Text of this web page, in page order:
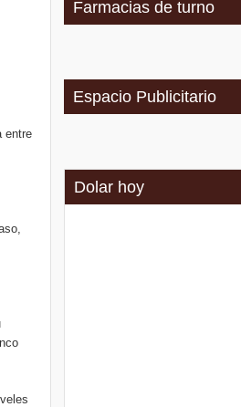
entre
Farmacias de turno
Espacio Publicitario
Dolar hoy